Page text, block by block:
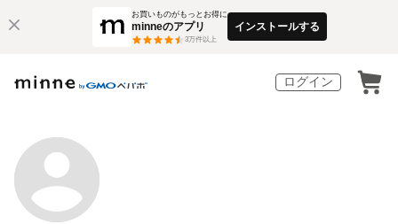
お買いものがもっとお得に
minneのアプリ
3万件以上
インストールする
ログイン